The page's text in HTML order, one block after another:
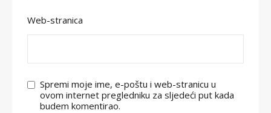
Web-stranica
Spremi moje ime, e-poštu i web-stranicu u
ovom internet pregledniku za sljedeći put kada
budem komentirao.